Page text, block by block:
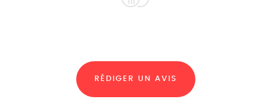
RÉDIGER UN AVIS